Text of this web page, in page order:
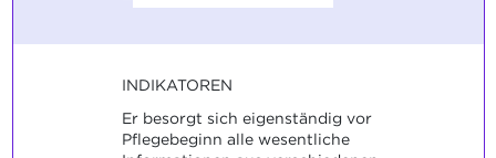
INDIKATOREN
Er besorgt sich eigenständig vor
Pflegebeginn alle wesentliche